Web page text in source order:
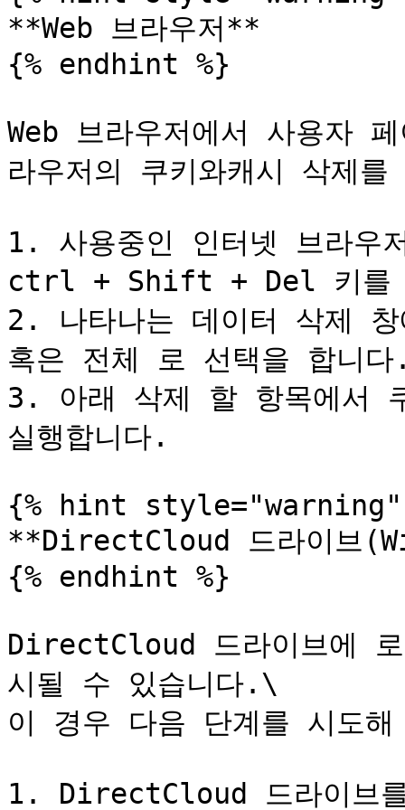
**Web 브라우저**
{% endhint %}
Web 브라우저에서 사용자
라우저의 쿠키와캐시 삭제
1. 사용중인 인터넷 브라우
ctrl + Shift + Del 키를
2. 나타나는 데이터 삭제
혹은 전체 로 선택을 합니
3. 아래 삭제 할 항목에서
실행합니다.
{% hint style="warning"
**DirectCloud 드라이브
{% endhint %}
DirectCloud 드라이브에
시될 수 있습니다.\
이 경우 다음 단계를 시도
1. DirectCloud 드라이브